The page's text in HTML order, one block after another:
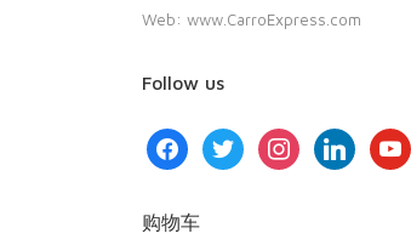
Web: www.CarroExpress.com
Follow us
facebooktwitter instagramlinkedin
购物车